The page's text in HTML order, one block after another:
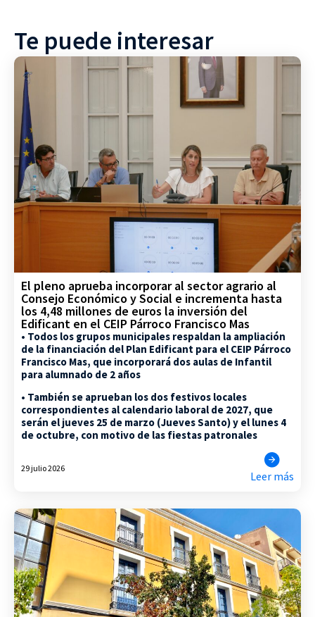
Te puede interesar
El pleno aprueba incorporar al sector agrario al
Consejo Económico y Social e incrementa hasta
los 4,48 millones de euros la inversión del
Edificant en el CEIP Párroco Francisco Mas
• Todos los grupos municipales respaldan la ampliación
de la financiación del Plan Edificant para el CEIP Párroco
Francisco Mas, que incorporará dos aulas de Infantil
para alumnado de 2 años
• También se aprueban los dos festivos locales
correspondientes al calendario laboral de 2027, que
serán el jueves 25 de marzo (Jueves Santo) y el lunes 4
de octubre, con motivo de las fiestas patronales
29 julio 2026
Leer más